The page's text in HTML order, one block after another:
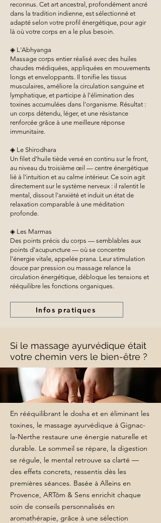
reconnus. Cet art ancestral, profondément ancré
dans la tradition indienne, est sélectionné et
adapté selon votre profil énergétique, pour agir
là où votre corps en a le plus besoin.
◈ L'Abhyanga
Massage corps entier réalisé avec des huiles
chaudes médiquées, appliquées en mouvements
longs et enveloppants. Il tonifie les tissus
musculaires, améliore la circulation sanguine et
lymphatique, et participe à l'élimination des
toxines accumulées dans l'organisme. Résultat :
un corps détendu, léger, et une résistance
renforcée grâce à une meilleure réponse
immunitaire.
◈ Le Shirodhara
Un filet d'huile tiède versé en continu sur le front,
au niveau du troisième œil — centre énergétique
lié à l'intuition et au calme intérieur. Ce soin agit
directement sur le système nerveux : il ralentit le
mental, dissout l'anxiété et induit un état de
relaxation comparable à une méditation
profonde.
◈ Les Marmas
Des points précis du corps — semblables aux
points d'acupuncture — où se concentre
l'énergie vitale, appelée prana. Leur stimulation
douce par pression ou massage relance la
circulation énergétique, débloque les tensions et
rééquilibre les fonctions organiques.
Infos pratiques
Si le massage ayurvédique était
votre chemin vers le bien-être ?
En rééquilibrant le dosha et en éliminant les
toxines, le massage ayurvédique à Gignac-
la-Nerthe restaure une énergie naturelle et
durable. Le sommeil se répare, la digestion
se régule, le mental retrouve sa clarté —
des effets concrets, ressentis dès les
premières séances. Basée à Alleins en
Provence, ARTôm & Sens enrichit chaque
soin de conseils personnalisés en
aromathérapie, grâce à une sélection